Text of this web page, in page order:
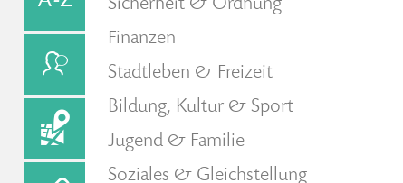
Sicherheit & Ordnung
Finanzen
Stadtleben & Freizeit
Bildung, Kultur & Sport
Jugend & Familie
Soziales & Gleichstellung